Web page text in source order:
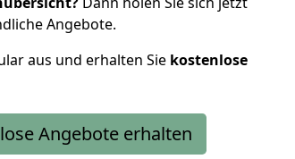
Angebote.
aus und erhalten Sie kostenlose
Angebote erhalten